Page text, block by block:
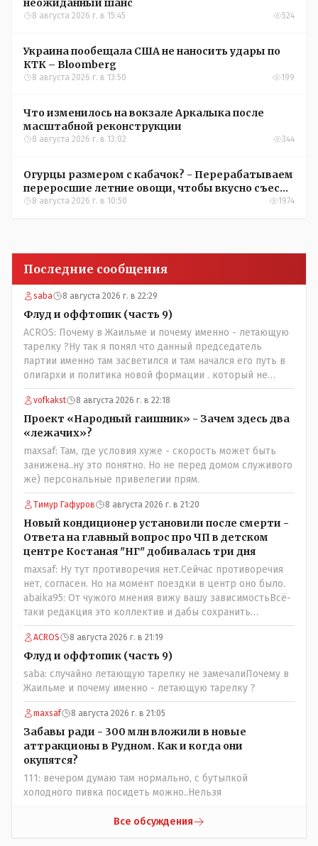
неожиданный шанс
8 августа 2026 г. в 15:45 524
Украина пообещала США не наносить удары по
КТК – Bloomberg
8 августа 2026 г. в 13:50 199
Что изменилось на вокзале Аркалыка после
масштабной реконструкции
8 августа 2026 г. в 13:02 344
Огурцы размером с кабачок? - Перерабатываем
переросшие летние овощи, чтобы вкусно съесть
зимой
8 августа 2026 г. в 10:50 1974
Последние сообщения
saba 8 августа 2026 г. в 22:29
Флуд и оффтопик (часть 9)
ACROS: Почему в Жаильме и почему именно - летающую
тарелку ?Ну так я понял что данный председатель
партии именно там засветился и там начался его путь в
олигархи и политика новой формации . который не
стесняется указать президенту на необходимость
скорого ухода! А летающая тарелка, потому что ещё не
было в истории независимого Казахстана депутата
который что то указывал бы действующему президенту,
не иначе инопланетянин, ну а на чём инопланетяне
передвигаются?
vofkakst 8 августа 2026 г. в 22:18
Проект «Народный гаишник» - Зачем здесь два
«лежачих»?
maxsaf: Там, где условия хуже - скорость может быть
занижена..ну это понятно. Но не перед домом служивого
же) персональные привелегии прям.
Тимур Гафуров 8 августа 2026 г. в 21:20
Новый кондиционер установили после смерти -
Ответа на главный вопрос про ЧП в детском
центре Костаная "НГ" добивалась три дня
maxsaf: Ну тут противоречия нет.Сейчас противоречия
нет, согласен. Но на момент поездки в центр оно было.
abaika95: От чужого мнения вижу вашу зависимостьВсё-
таки редакция это коллектив и дабы сохранить
профессиональное лицо можно было бы и указать
Общественному объединению на не корректность
высказываний о вас в том тоне в котором была та
публикация.В комментарии от ОО было и мнение, и
факт. На мнение я ответил там же. В том же тоне
отвечать не намерен, но акценты расставил. А вот факт
нужно было проверить. Что мы и сделали. И если это вы
называете зависимостью, то у меня другое
представление об этом термине.
ACROS 8 августа 2026 г. в 21:19
Флуд и оффтопик (часть 9)
saba: случайно летающую тарелку не замечалиПочему в
Жаильме и почему именно - летающую тарелку ?
maxsaf 8 августа 2026 г. в 21:05
Забавы ради - 300 млн вложили в новые
аттракционы в Рудном. Как и когда они
окупятся?
111: вечером думаю там нормально, с бутылкой
холодного пивка посидеть можно..Нельзя
Все обсуждения